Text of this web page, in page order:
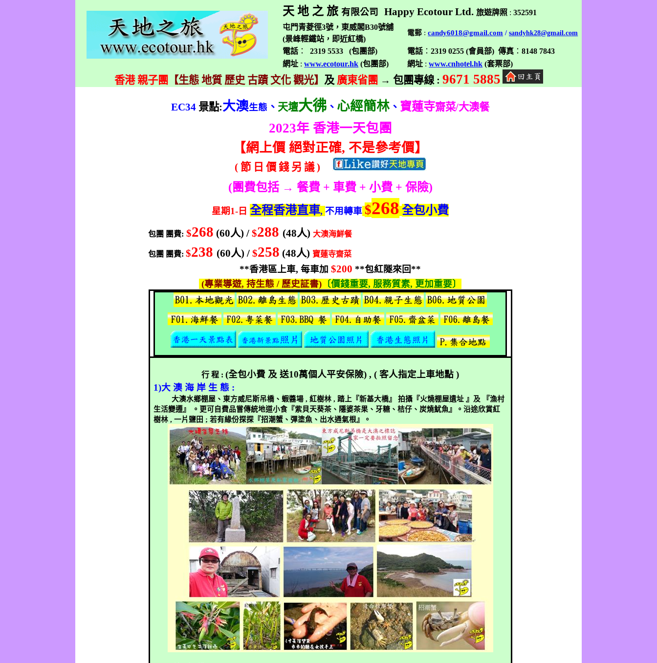
天 地 之 旅有限公司 Happy Ecotour Ltd.旅遊牌照 :352591
屯門青菱徑3號，東威閣B30號舖
(景峰輕鐵站，即近紅橋)
電郵 :candy6018@gmail.com /sandyhk28@gmail.com
電話 ： 2319 5533 (包團部) 電話 ：2319 0255 (會員部)傳真 ：8148 7843
網址 : www.ecotour.hk (包團部) 網址 : www.cnhotel.hk (套票部)
香港 親子團 【生態 地質 歷史 古蹟 文化 觀光】 及 廣東省團 → 包團專線: 9671 5885
EC34 景點:大澳生態 、 天壇大彿 、 心經簡林 、 寶蓮寺齋菜/大澳餐
2023年 香港一天包團
【網上價 絕對正確, 不是參考價】
( 節 日 價 錢 另 議)
(團費包括 → 餐費+ 車費+ 小費+ 保險)
星期1- 日 全程香港直車,不用轉車 $268全包小費
包團 團費: $268 (60人) /$288 (48人) 大澳海鮮餐
包團 團費:$238 (60人) /$258 (48人) 寶蓮寺齋菜
**香港區上車,每車加 $200 **包紅隧來回**
(專業導遊,持生態 / 歷史証書) 〔價錢重要, 服務質素, 更加重要〕
行 程 :(全包小費 及 送10萬個人平安保險) , (客人指定上車地點 )
1)大 澳 海 岸 生 態:
大澳水鄉棚屋、東方威尼斯吊橋、蝦醬場, 紅樹林, 踏上『新基大橋』 拍攝『火燒棚屋遺址 』及
『漁村
生活變遷』
。更可自費品嘗傳統地道小食『紫貝天葵茶、隱婆茶果、牙糖、桔仔、炭燒魷魚』。沿途欣賞紅
樹林, 一片鹽田 ; 若有緣份探探『招潮蟹、彈塗魚、出水通氣根』。